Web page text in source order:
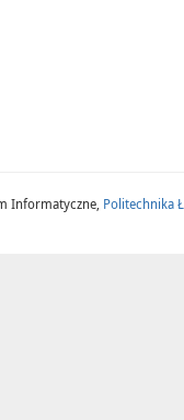
Informatyczne, Politechnika